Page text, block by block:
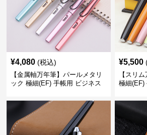
¥4,080 (税込)
【金属軸万年筆】パールメタリ
ック 極細(EF) 手帳用 ビジネス
る
¥5,500
【スリ
極細(EF)
ートに筆